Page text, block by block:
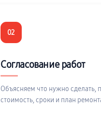
02
Согласование работ
Объясняем что нужно сделать,
стоимость, сроки и план